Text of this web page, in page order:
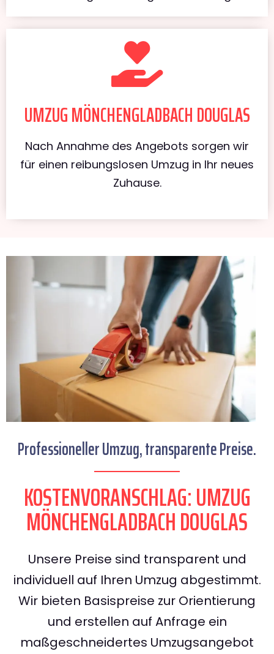
UMZUG MÖNCHENGLADBACH DOUGLAS
Nach Annahme des Angebots sorgen wir
für einen reibungslosen Umzug in Ihr neues
Zuhause.
Professioneller Umzug, transparente Preise.
KOSTENVORANSCHLAG: UMZUG
MÖNCHENGLADBACH DOUGLAS
Unsere Preise sind transparent und
individuell auf Ihren Umzug abgestimmt.
Wir bieten Basispreise zur Orientierung
und erstellen auf Anfrage ein
maßgeschneidertes Umzugsangebot